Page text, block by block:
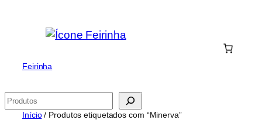
Feirinha
Pesquisar
Início/ Produtos etiquetados com “Minerva”